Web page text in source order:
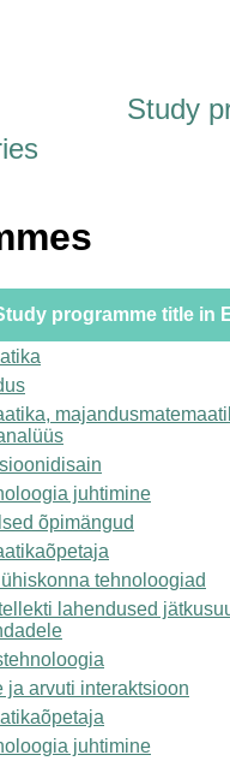
Study
programme title in
juhtimine
õpimängud
tehnoloogiad
lahendused
ja arvuti interaktsioon
juhtimine